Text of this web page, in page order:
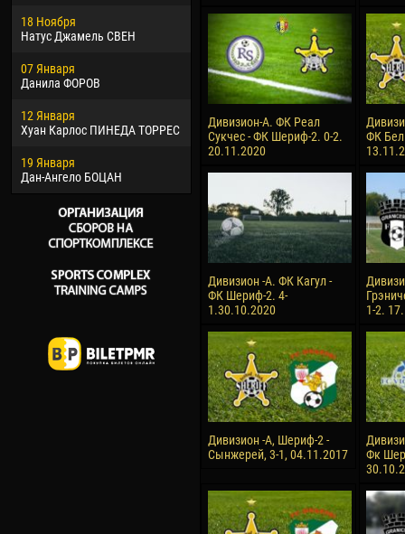
18 Ноября
Натус Джамель СВЕН
07 Января
Данила ФОРОВ
12 Января
Хуан Карлос ПИНЕДА ТОРРЕС
19 Января
Дан-Ангело БОЦАН
Хайдер Морено АСПРИЛЬЯ
22 Марта
Самба КОНЕ
26 Марта
Витор Уго Морайс де
ОЛИВЕЙРА
Раи ЛОПЕС ДЕ ОЛИВЕЙРА
28
10
15
Дивизион-А. ФК Реал
Сукчес - ФК Шериф-2. 0-2.
20.11.2020
ФК
Дивизион -А. ФК Кагул -
ФК Шериф-2. 4-
1.30.10.2020
1-2.
Дивизион -А, Шериф-2 -
Сынжерей, 3-1, 04.11.2017
Фк